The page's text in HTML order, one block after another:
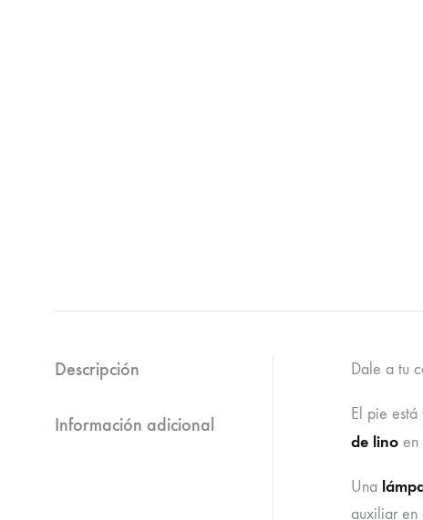
Descripción
Información adicional
Dale a tu
El pie
de lino en
Una
auxiliar en